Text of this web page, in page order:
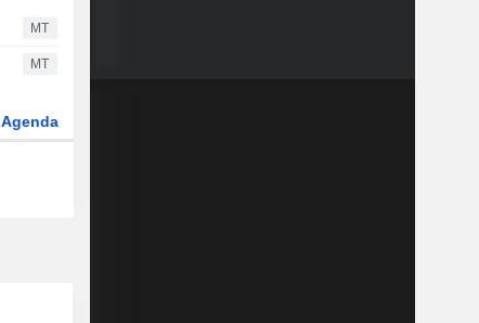
MT
MT
Agenda